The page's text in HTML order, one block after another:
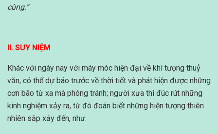
cùng.”
II. SUY NIỆM
Khác với ngày nay với máy móc hiện đại về khí tượng thuỷ
văn, có thể dự báo trước về thời tiết và phát hiện được những
cơn bão từ xa mà phòng tránh; người xưa thì đúc rút những
kinh nghiệm xảy ra, từ đó đoán biết những hiện tượng thiên
nhiên sắp xảy đến, như: